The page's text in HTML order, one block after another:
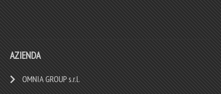
AZIENDA
OMNIA GROUP s.r.l.